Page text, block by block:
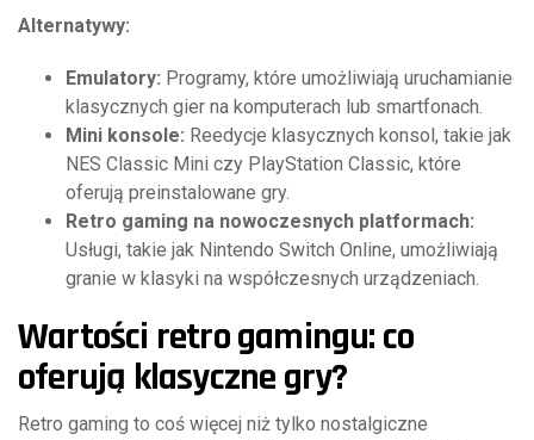
Alternatywy:
Emulatory: Programy, które umożliwiają uruchamianie
klasycznych gier na komputerach lub smartfonach.
Mini konsole: Reedycje klasycznych konsol, takie jak
NES Classic Mini czy PlayStation Classic, które
oferują preinstalowane gry.
Retro gaming na nowoczesnych platformach:
Usługi, takie jak Nintendo Switch Online, umożliwiają
granie w klasyki na współczesnych urządzeniach.
Wartości retro gamingu: co
oferują klasyczne gry?
Retro gaming to coś więcej niż tylko nostalgiczne